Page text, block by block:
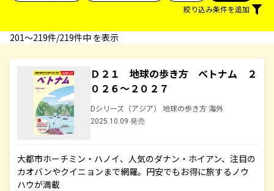
絞り込み条件を追加
201〜219件/219件中 を表示
Ｄ２１ 地球の歩き方 ベトナム ２
０２６～２０２７
Dシリーズ（アジア） 地球の歩き方 海外
2025.10.09 発売
大都市ホーチミン・ハノイ、人気のダナン・ホイアン、注目の
カオバンやクイニョンまで網羅。円安でもお得に旅するノウ
ハウが満載